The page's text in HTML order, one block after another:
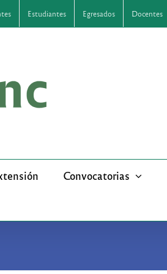
Estudiantes Egresados Docentes
Convocatorias